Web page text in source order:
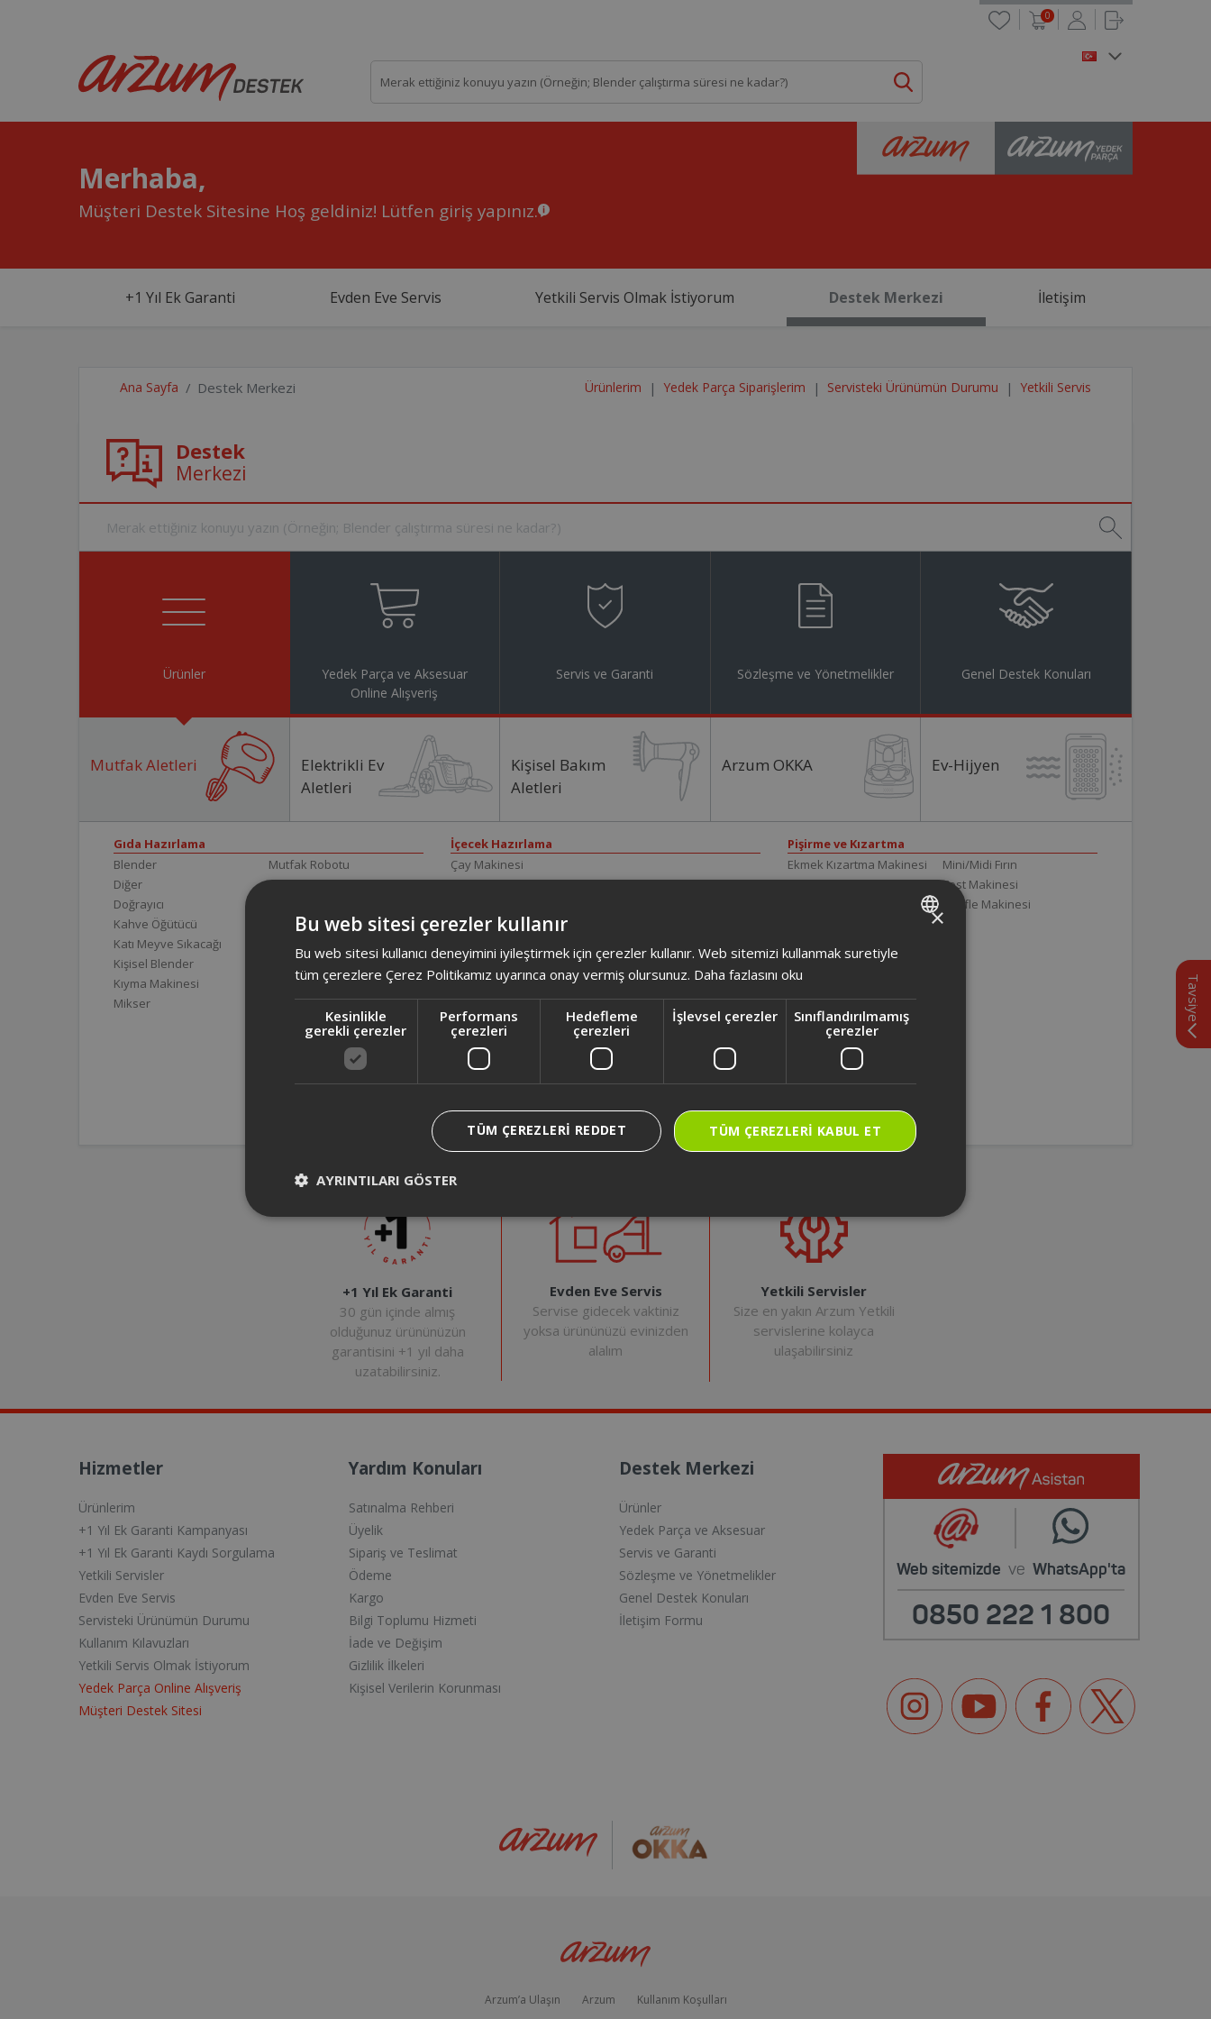
0
Merhaba,
Müşteri Destek Sitesine Hoş geldiniz! Lütfen giriş yapınız.
+1 Yıl Ek Garanti Evden Eve Servis Yetkili Servis Olmak İstiyorum Destek Merkezi İletişim
Ana Sayfa Destek Merkezi Ürünlerim Yedek Parça Siparişlerim Servisteki Ürünümün Durumu Yetkili Servis
Destek
Merkezi
Ürünler
Yedek Parça ve Aksesuar
Online Alışveriş
Servis ve Garanti Sözleşme ve Yönetmelikler Genel Destek Konuları
Mutfak Aletleri
Elektrikli Ev
Aletleri
Kişisel Bakım
Aletleri
Arzum OKKA Ev-Hijyen
Gıda Hazırlama
Blender
Diğer
Doğrayıcı
Kahve Öğütücü
Katı Meyve Sıkacağı
Kişisel Blender
Kıyma Makinesi
Mikser
Mutfak Robotu
Mutfak Tartısı
İçecek Hazırlama
Çay Makinesi
Filtre Kahve Makinesi
Semaver
Türk Kahve Makinesi
Pişirme ve Kızartma
Ekmek Kızartma Makinesi
Ekmek Yapma
Foodie Modern Sefer Tası
Fritöz
Mikrodalga
Mini/Midi Fırın
Tost Makinesi
Waffle Makinesi
Tavsiye
+1 Yıl Ek Garanti
30 gün içinde almış
olduğunuz ürününüzün
garantisini +1 yıl daha
uzatabilirsiniz.
Evden Eve Servis
Servise gidecek vaktiniz
yoksa ürününüzü evinizden
alalım
Yetkili Servisler
Size en yakın Arzum Yetkili
servislerine kolayca
ulaşabilirsiniz
Hizmetler
Ürünlerim
+1 Yıl Ek Garanti Kampanyası
+1 Yıl Ek Garanti Kaydı Sorgulama
Yetkili Servisler
Evden Eve Servis
Servisteki Ürünümün Durumu
Kullanım Kılavuzları
Yetkili Servis Olmak İstiyorum
Yedek Parça Online Alışveriş
Müşteri Destek Sitesi
Yardım Konuları
Satınalma Rehberi
Üyelik
Sipariş ve Teslimat
Ödeme
Kargo
Bilgi Toplumu Hizmeti
İade ve Değişim
Gizlilik İlkeleri
Kişisel Verilerin Korunması
Destek Merkezi
Ürünler
Yedek Parça ve Aksesuar
Servis ve Garanti
Sözleşme ve Yönetmelikler
Genel Destek Konuları
İletişim Formu
Web sitemizde ve WhatsApp'ta
0850 222 1 800
Arzum’a Ulaşın Arzum Kullanım Koşulları
TURKISH
×
Bu web sitesi çerezler kullanır
Bu web sitesi kullanıcı deneyimini iyileştirmek için çerezler kullanır. Web sitemizi kullanmak suretiyle
tüm çerezlere Çerez Politikamız uyarınca onay vermiş olursunuz. Daha fazlasını oku
Kesinlikle
gerekli çerezler
Performans
çerezleri
Hedefleme
çerezleri
İşlevsel çerezler
Sınıflandırılmamış
çerezler
TÜM ÇEREZLERI KABUL ET
TÜM ÇEREZLERI REDDET
AYRINTILARI GÖSTER